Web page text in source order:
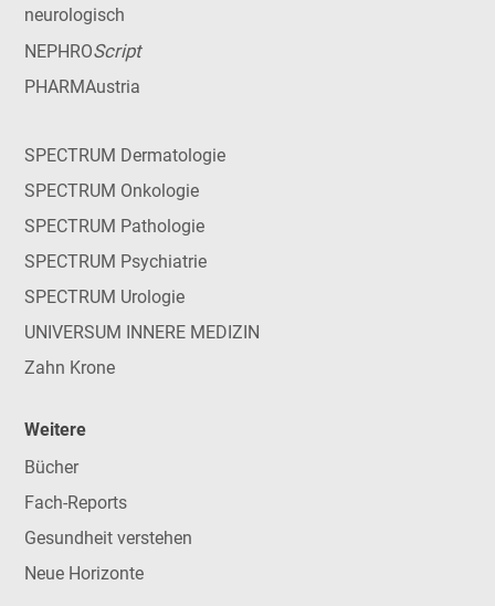
neurologisch
NEPHROScript
PHARMAustria
SPECTRUM Dermatologie
SPECTRUM Onkologie
SPECTRUM Pathologie
SPECTRUM Psychiatrie
SPECTRUM Urologie
UNIVERSUM INNERE MEDIZIN
Zahn Krone
Weitere
Bücher
Fach-Reports
Gesundheit verstehen
Neue Horizonte